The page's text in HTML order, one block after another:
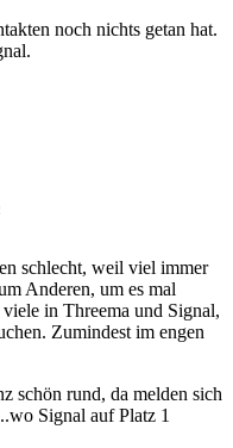
noch nichts getan hat.
schlecht, weil viel immer
Anderen, um es mal
in Threema und Signal,
Zumindest im engen
schön rund, da melden sich
Signal auf Platz 1